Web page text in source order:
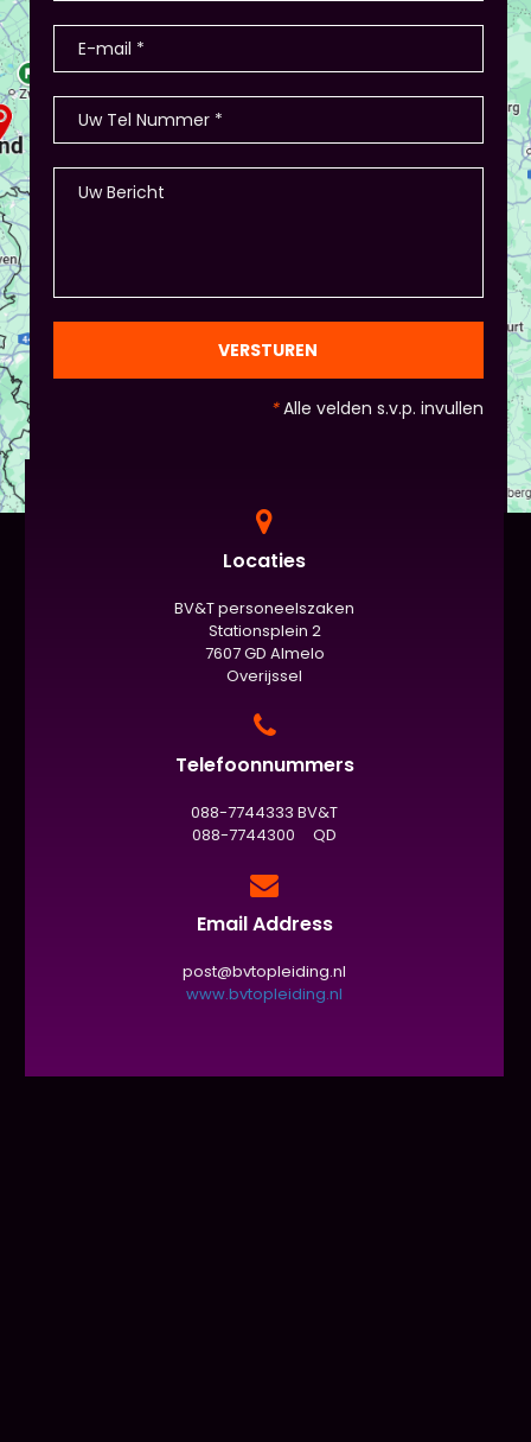
VERSTUREN
*Alle velden s.v.p. invullen
Locaties
BV&T personeelszaken
Stationsplein 2
7607 GD Almelo
Overijssel
Telefoonnummers
088-7744333 BV&T
088-7744300 QD
Email Address
post@bvtopleiding.nl
www.bvtopleiding.nl